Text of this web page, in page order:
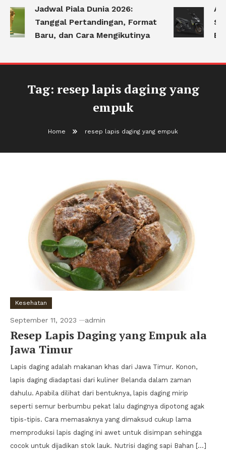
Jadwal Piala Dunia 2026:
Tanggal Pertandingan, Format
Baru, dan Cara Mengikutinya
Tag: resep lapis daging yang
empuk
Home resep lapis daging yang empuk
Kesehatan
September 11, 2023 admin
Resep Lapis Daging yang Empuk ala
Jawa Timur
Lapis daging adalah makanan khas dari Jawa Timur. Konon,
lapis daging diadaptasi dari kuliner Belanda dalam zaman
dahulu. Apabila dilihat dari bentuknya, lapis daging mirip
seperti semur berbumbu pekat lalu dagingnya dipotong agak
tipis-tipis. Cara memasaknya yang dimaksud cukup lama
memproduksi lapis daging ini awet untuk disimpan sehingga
cocok untuk dijadikan stok lauk. Nutrisi daging sapi Bahan […]